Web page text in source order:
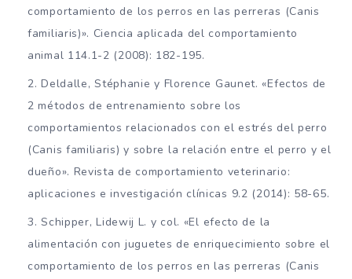
comportamiento de los perros en las perreras (Canis
familiaris)». Ciencia aplicada del comportamiento
animal 114.1-2 (2008): 182-195.
Deldalle, Stéphanie y Florence Gaunet. «Efectos de
2 métodos de entrenamiento sobre los
comportamientos relacionados con el estrés del perro
(Canis familiaris) y sobre la relación entre el perro y el
dueño». Revista de comportamiento veterinario:
aplicaciones e investigación clínicas 9.2 (2014): 58-65.
Schipper, Lidewij L. y col. «El efecto de la
alimentación con juguetes de enriquecimiento sobre el
comportamiento de los perros en las perreras (Canis